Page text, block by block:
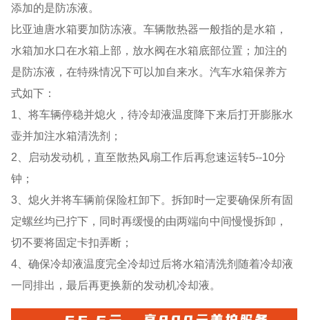
添加的是防冻液。
比亚迪唐水箱要加防冻液。车辆散热器一般指的是水箱，
水箱加水口在水箱上部，放水阀在水箱底部位置；加注的
是防冻液，在特殊情况下可以加自来水。汽车水箱保养方
式如下：
1、将车辆停稳并熄火，待冷却液温度降下来后打开膨胀水
壶并加注水箱清洗剂；
2、启动发动机，直至散热风扇工作后再怠速运转5--10分
钟；
3、熄火并将车辆前保险杠卸下。拆卸时一定要确保所有固
定螺丝均已拧下，同时再缓慢的由两端向中间慢慢拆卸，
切不要将固定卡扣弄断；
4、确保冷却液温度完全冷却过后将水箱清洗剂随着冷却液
一同排出，最后再更换新的发动机冷却液。